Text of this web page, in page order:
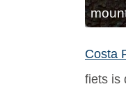
Costa
fiets is